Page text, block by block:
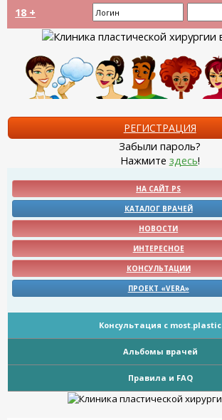
18 +
РЕГИСТРАЦИЯ
Забыли пароль?
Нажмите здесь!
НА САЙТ PS
КАТАЛОГ ВРАЧЕЙ
НОВОСТИ
ИНТЕРЕСНОЕ
КОНСУЛЬТАЦИИ
ПРОЕКТ «VERA»
Консультация с most.plastic
Альбомы врачей
Правила и FAQ